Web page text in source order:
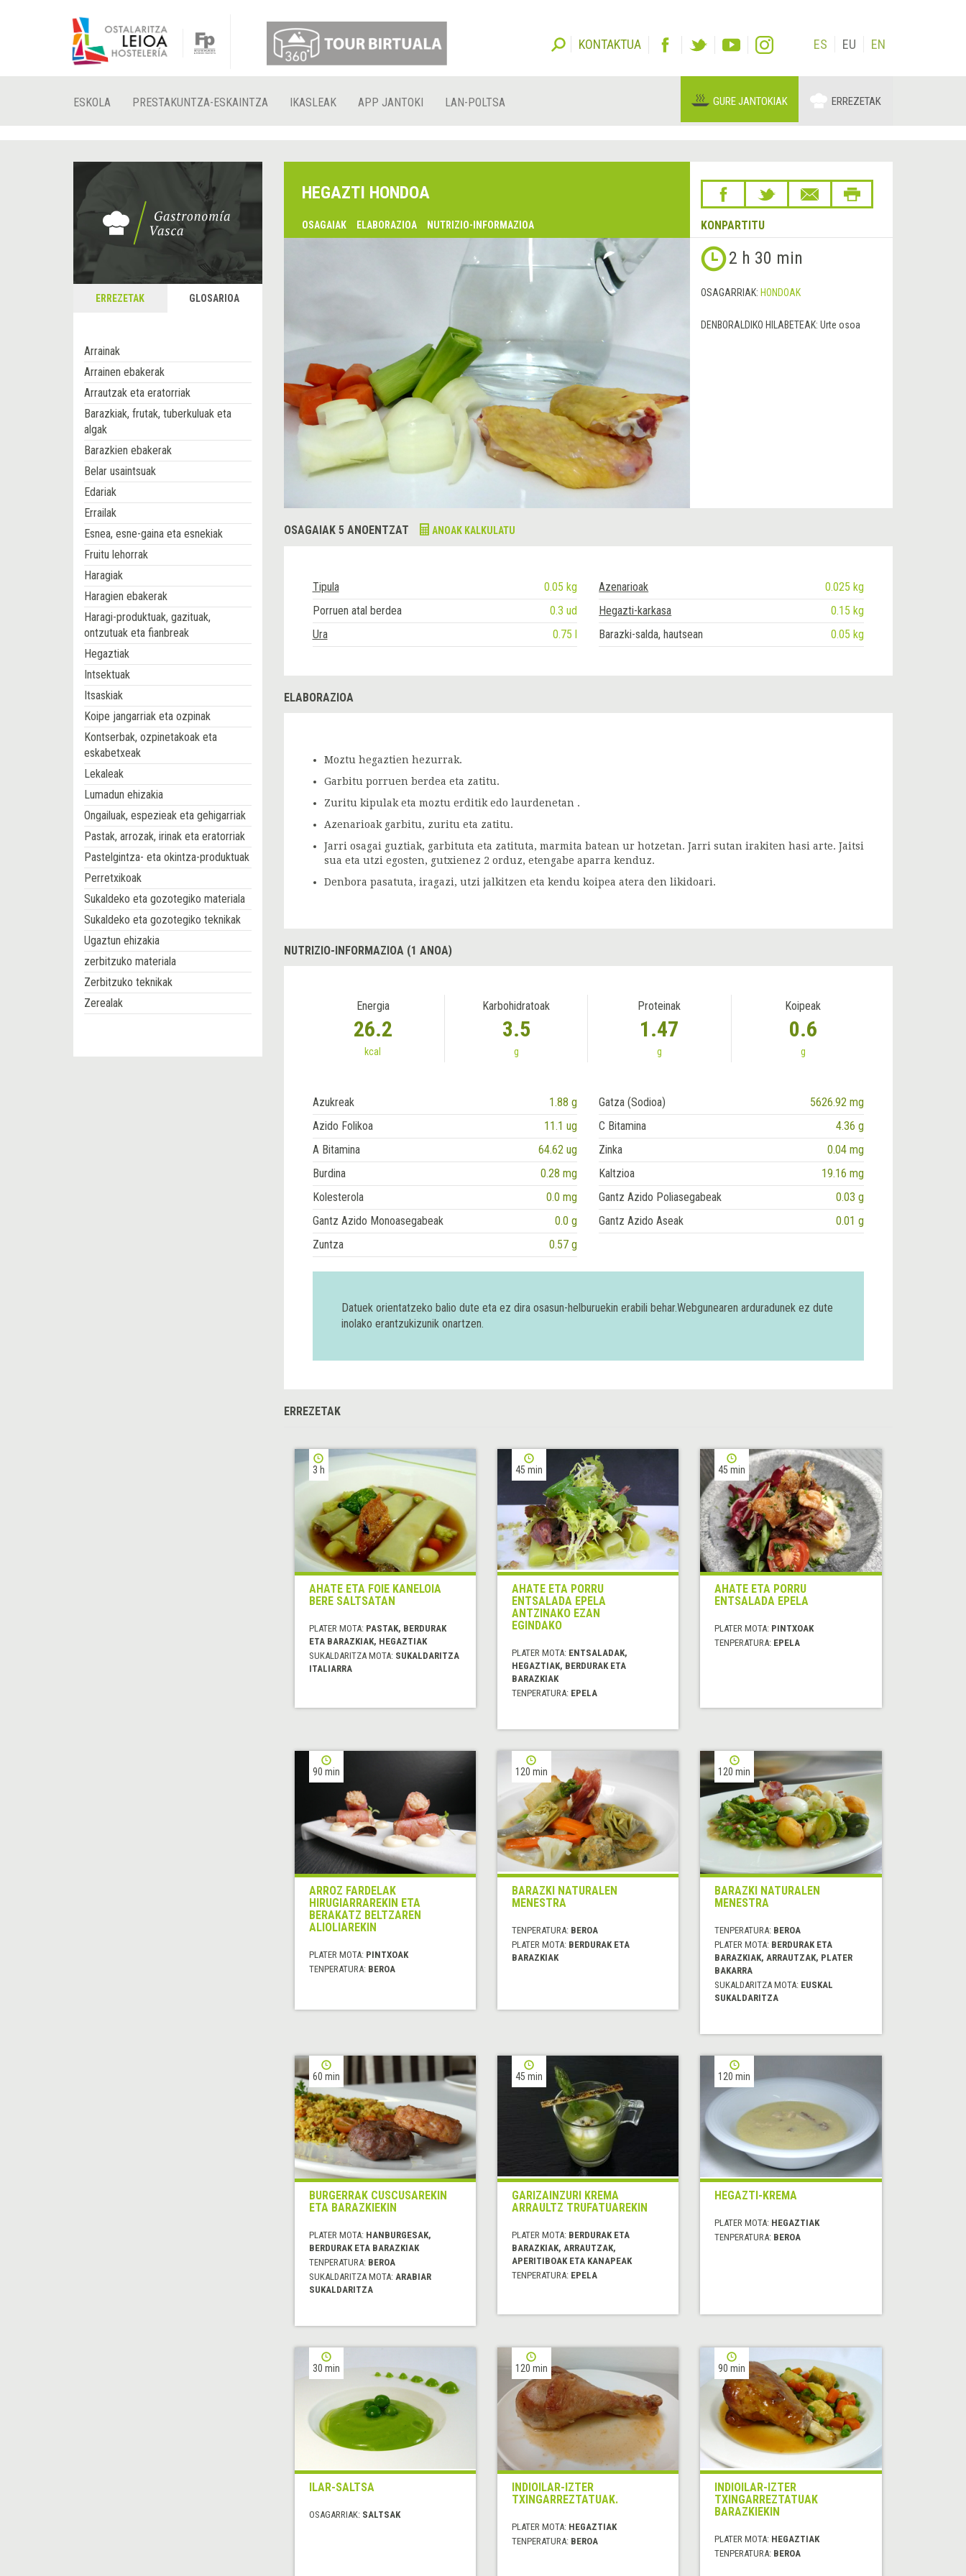
KONTAKTUA ES EU EN
ESKOLA PRESTAKUNTZA-ESKAINTZA IKASLEAK APP JANTOKI LAN-POLTSA GURE JANTOKIAK ERREZETAK
ERREZETAK GLOSARIOA
Arrainak
Arrainen ebakerak
Arrautzak eta eratorriak
Barazkiak, frutak, tuberkuluak eta
algak
Barazkien ebakerak
Belar usaintsuak
Edariak
Errailak
Esnea, esne-gaina eta esnekiak
Fruitu lehorrak
Haragiak
Haragien ebakerak
Haragi-produktuak, gazituak,
ontzutuak eta fianbreak
Hegaztiak
Intsektuak
Itsaskiak
Koipe jangarriak eta ozpinak
Kontserbak, ozpinetakoak eta
eskabetxeak
Lekaleak
Lumadun ehizakia
Ongailuak, espezieak eta gehigarriak
Pastak, arrozak, irinak eta eratorriak
Pastelgintza- eta okintza-produktuak
Perretxikoak
Sukaldeko eta gozotegiko materiala
Sukaldeko eta gozotegiko teknikak
Ugaztun ehizakia
zerbitzuko materiala
Zerbitzuko teknikak
Zerealak
HEGAZTI HONDOA
OSAGAIAK ELABORAZIOA NUTRIZIO-INFORMAZIOA KONPARTITU
2 h 30 min
OSAGARRIAK: HONDOAK
DENBORALDIKO HILABETEAK: Urte osoa
OSAGAIAK 5 ANOENTZAT ANOAK KALKULATU
Tipula 0.05 kg Azenarioak
0.025 kg
Porruen atal berdea
0.3 ud Hegazti-karkasa
0.15 kg
Ura
0.75 l Barazki-salda, hautsean 0.05 kg
ELABORAZIOA
Moztu hegaztien hezurrak.
Garbitu porruen berdea eta zatitu.
Zuritu kipulak eta moztu erditik edo laurdenetan .
Azenarioak garbitu, zuritu eta zatitu.
Jarri osagai guztiak, garbituta eta zatituta, marmita batean ur hotzetan. Jarri sutan irakiten hasi arte. Jaitsi
sua eta utzi egosten, gutxienez 2 orduz, etengabe aparra kenduz.
Denbora pasatuta, iragazi, utzi jalkitzen eta kendu koipea atera den likidoari.
NUTRIZIO-INFORMAZIOA (1 ANOA)
Energia
26.2
kcal
Karbohidratoak
3.5
g
Proteinak
1.47
g
Koipeak
0.6
g
Azukreak 1.88 g Gatza (Sodioa)
5626.92 mg
Azido Folikoa
11.1 ug C Bitamina
4.36 g
A Bitamina
64.62 ug Zinka
0.04 mg
Burdina
0.28 mg Kaltzioa
19.16 mg
Kolesterola
0.0 mg Gantz Azido Poliasegabeak
0.03 g
Gantz Azido Monoasegabeak
0.0 g Gantz Azido Aseak
0.01 g
Zuntza
0.57 g
Datuek orientatzeko balio dute eta ez dira osasun-helburuekin erabili behar.Webgunearen arduradunek ez dute
inolako erantzukizunik onartzen.
ERREZETAK
3 h
AHATE ETA FOIE KANELOIA
BERE SALTSATAN
PLATER MOTA: PASTAK, BERDURAK
ETA BARAZKIAK, HEGAZTIAK
SUKALDARITZA MOTA: SUKALDARITZA
ITALIARRA
45 min
AHATE ETA PORRU
ENTSALADA EPELA
ANTZINAKO EZAN
EGINDAKO
PLATER MOTA: ENTSALADAK,
HEGAZTIAK, BERDURAK ETA
BARAZKIAK
TENPERATURA: EPELA
45 min
AHATE ETA PORRU
ENTSALADA EPELA
PLATER MOTA: PINTXOAK
TENPERATURA: EPELA
90 min
ARROZ FARDELAK
HIRUGIARRAREKIN ETA
BERAKATZ BELTZAREN
ALIOLIAREKIN
PLATER MOTA: PINTXOAK
TENPERATURA: BEROA
120 min
BARAZKI NATURALEN
MENESTRA
TENPERATURA: BEROA
PLATER MOTA: BERDURAK ETA
BARAZKIAK
120 min
BARAZKI NATURALEN
MENESTRA
TENPERATURA: BEROA
PLATER MOTA: BERDURAK ETA
BARAZKIAK, ARRAUTZAK, PLATER
BAKARRA
SUKALDARITZA MOTA: EUSKAL
SUKALDARITZA
60 min
BURGERRAK CUSCUSAREKIN
ETA BARAZKIEKIN
PLATER MOTA: HANBURGESAK,
BERDURAK ETA BARAZKIAK
TENPERATURA: BEROA
SUKALDARITZA MOTA: ARABIAR
SUKALDARITZA
45 min
GARIZAINZURI KREMA
ARRAULTZ TRUFATUAREKIN
PLATER MOTA: BERDURAK ETA
BARAZKIAK, ARRAUTZAK,
APERITIBOAK ETA KANAPEAK
TENPERATURA: EPELA
120 min
HEGAZTI-KREMA
PLATER MOTA: HEGAZTIAK
TENPERATURA: BEROA
30 min
ILAR-SALTSA
OSAGARRIAK: SALTSAK
120 min
INDIOILAR-IZTER
TXINGARREZTATUAK.
PLATER MOTA: HEGAZTIAK
TENPERATURA: BEROA
90 min
INDIOILAR-IZTER
TXINGARREZTATUAK
BARAZKIEKIN
PLATER MOTA: HEGAZTIAK
TENPERATURA: BEROA